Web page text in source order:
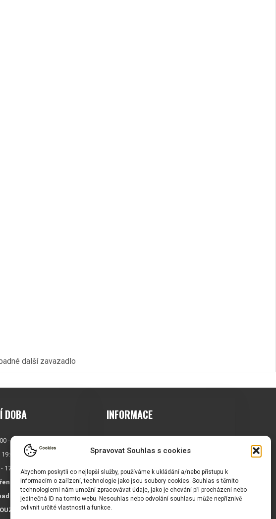
Spravovat Souhlas s cookies
Abychom poskytli co nejlepší služby, používáme k ukládání a/nebo přístupu k
informacím o zařízení, technologie jako jsou soubory cookies. Souhlas s těmito
technologiemi nám umožní zpracovávat údaje, jako je chování při procházení nebo
jedinečná ID na tomto webu. Nesouhlas nebo odvolání souhlasu může nepříznivě
ovlivnit určité vlastnosti a funkce.
další zavazadlo
DOBA
- 19:00*
17:00*
a prosinec
PO/ST/PÁ
INFORMACE
Obchodní podmínky